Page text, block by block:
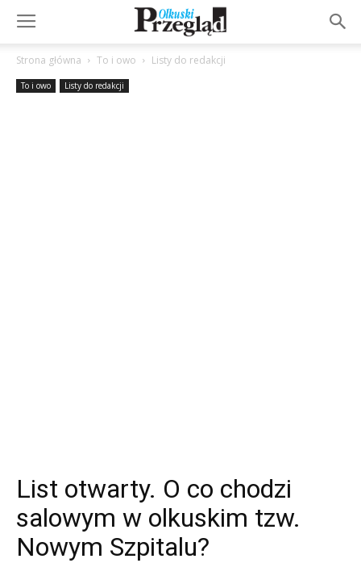
Strona główna To i owo Listy do redakcji
To i owo Listy do redakcji
List otwarty. O co chodzi
salowym w olkuskim tzw.
Nowym Szpitalu?